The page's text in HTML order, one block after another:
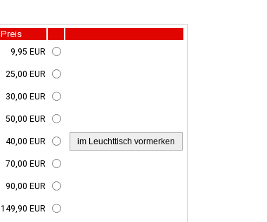
Preis
9,95 EUR
25,00 EUR
30,00 EUR
50,00 EUR
40,00 EUR
70,00 EUR
90,00 EUR
149,90 EUR